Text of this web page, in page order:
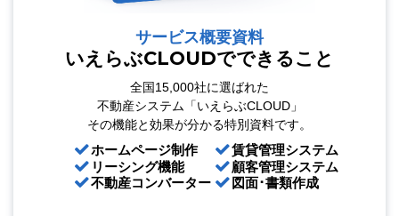
サービス概要資料
いえらぶCLOUDでできること
全国15,000社に選ばれた
不動産システム「いえらぶCLOUD」
その機能と効果が分かる特別資料です。
ホームページ制作
リーシング機能
不動産コンバーター
賃貸管理システム
顧客管理システム
図面･書類作成